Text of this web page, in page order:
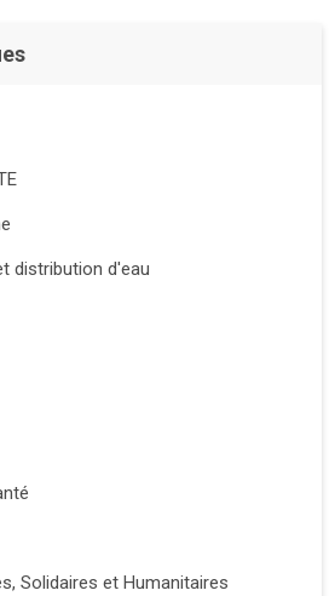
distribution d'eau
Solidaires et Humanitaires